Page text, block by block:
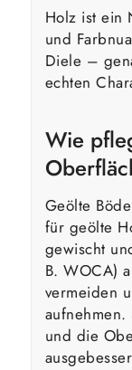
Holz ist ein
und
Diele –
echten
Wie
Geölte
für geölte
gewischt
B. WOCA)
vermeiden
und die